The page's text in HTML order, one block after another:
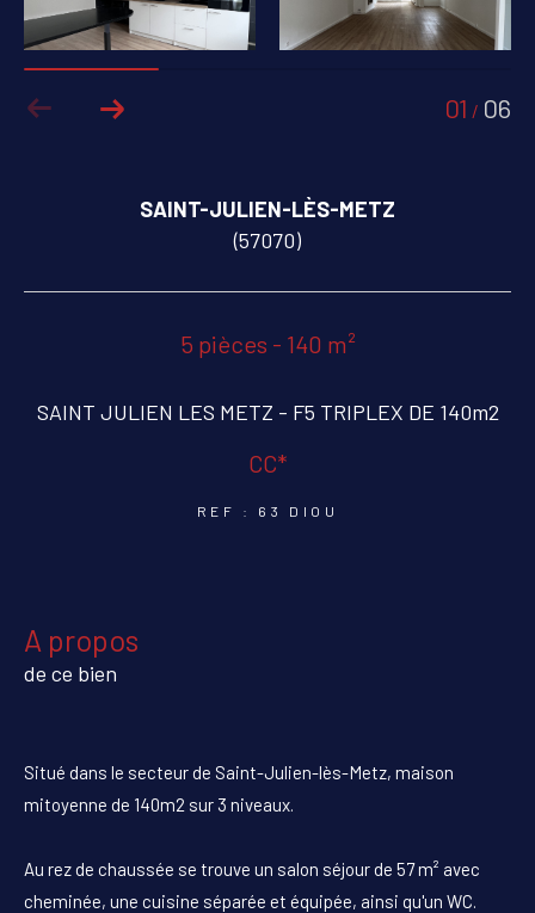
01 / 06
SAINT-JULIEN-LÈS-METZ
(57070)
5 pièces - 140 m²
SAINT JULIEN LES METZ - F5 TRIPLEX DE 140m2
CC*
REF : 63 DIOU
a propos
de ce bien
Situé dans le secteur de Saint-Julien-lès-Metz, maison
mitoyenne de 140m2 sur 3 niveaux.
Au rez de chaussée se trouve un salon séjour de 57 m² avec
cheminée, une cuisine séparée et équipée, ainsi qu'un WC.
FILTRER PAR
NOUVEAUTÉS